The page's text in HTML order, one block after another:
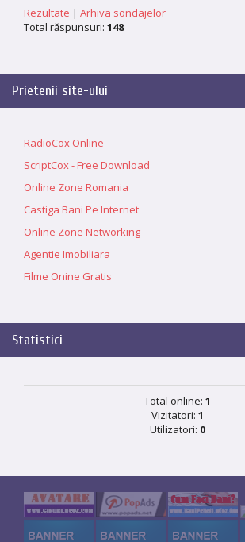
Rezultate | Arhiva sondajelor
Total răspunsuri: 148
Prietenii site-ului
RadioCox Online
ScriptCox - Free Download
Online Zone Romania
Castiga Bani Pe Internet
Online Zone Networking
Agentie Imobiliara
Filme Onine Gratis
Statistici
Total online: 1
Vizitatori: 1
Utilizatori: 0